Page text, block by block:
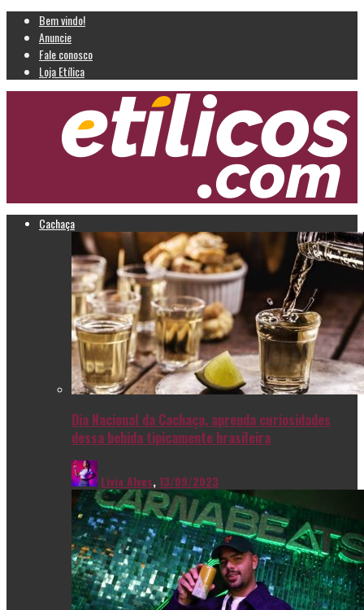
Bem vindo!
Anuncie
Fale conosco
Loja Etílica
Cachaça
Dia Nacional da Cachaça, aprenda curiosidades
dessa bebida tipicamente brasileira
Livia Alves,13/09/2023